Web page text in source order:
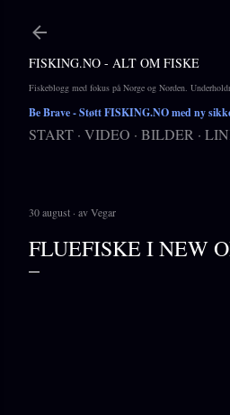
FISKING.NO - ALT OM FISKE
Fiskeblogg med fokus på Norge og Norden.
Be Brave- Støtt FISKING.NO med ny
START VIDEO BILDER
30 august avVegar
FLUEFISKE I NEW